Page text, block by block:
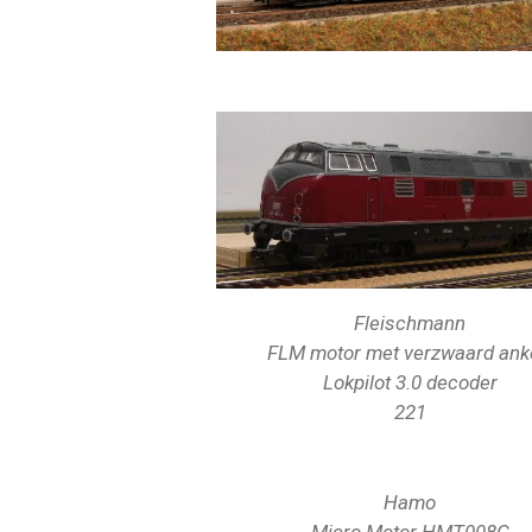
Fleischmann
FLM motor met verzwaard
Lokpilot 3.0 decoder
221
Hamo